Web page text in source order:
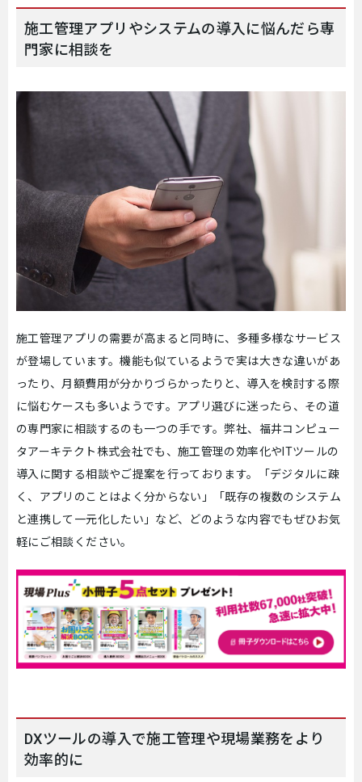
施工管理アプリやシステムの導入に悩んだら専
門家に相談を
施工管理アプリの需要が高まると同時に、多種多様なサービス
が登場しています。機能も似ているようで実は大きな違いがあ
ったり、月額費用が分かりづらかったりと、導入を検討する際
に悩むケースも多いようです。アプリ選びに迷ったら、その道
の専門家に相談するのも一つの手です。弊社、福井コンピュー
タアーキテクト株式会社でも、施工管理の効率化やITツールの
導入に関する相談やご提案を行っております。「デジタルに疎
く、アプリのことはよく分からない」「既存の複数のシステム
と連携して一元化したい」など、どのような内容でもぜひお気
軽にご相談ください。
DXツールの導入で施工管理や現場業務をより
効率的に